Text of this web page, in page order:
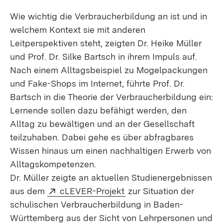
Wie wichtig die Verbraucherbildung an ist und in
welchem Kontext sie mit anderen
Leitperspektiven steht, zeigten Dr. Heike Müller
und Prof. Dr. Silke Bartsch in ihrem Impuls auf.
Nach einem Alltagsbeispiel zu Mogelpackungen
und Fake-Shops im Internet, führte Prof. Dr.
Bartsch in die Theorie der Verbraucherbildung ein:
Lernende sollen dazu befähigt werden, den
Alltag zu bewältigen und an der Gesellschaft
teilzuhaben. Dabei gehe es über abfragbares
Wissen hinaus um einen nachhaltigen Erwerb von
Alltagskompetenzen.
Dr. Müller zeigte an aktuellen Studienergebnissen
aus dem
Extern:
cLEVER-Projekt (Öffnet in neuem
zur Situation der
schulischen Verbraucherbildung in Baden-
Württemberg aus der Sicht von Lehrpersonen und